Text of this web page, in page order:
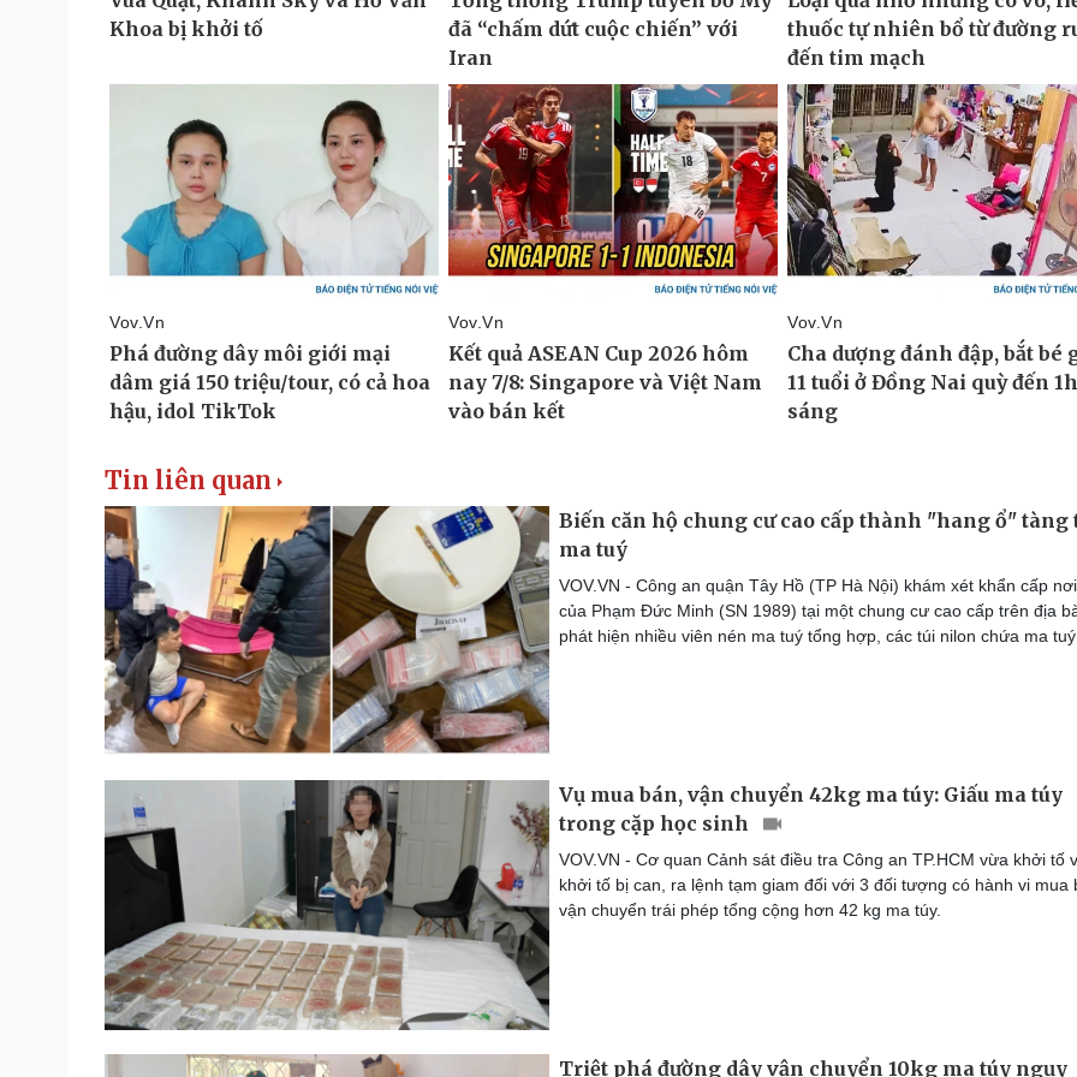
Tin liên quan
Biến căn hộ chung cư cao cấp thành "hang ổ" tàng
ma tuý
VOV.VN - Công an quận Tây Hồ (TP Hà Nội) khám xét khẩn cấp
của Phạm Đức Minh (SN 1989) tại một chung cư cao cấp trên địa
phát hiện nhiều viên nén ma tuý tổng hợp, các túi nilon chứa ma
Vụ mua bán, vận chuyển 42kg ma túy: Giấu ma túy
trong cặp học sinh
VOV.VN - Cơ quan Cảnh sát điều tra Công an TP.HCM vừa khởi tố
khởi tố bị can, ra lệnh tạm giam đối với 3 đối tượng có hành vi mua
vận chuyển trái phép tổng cộng hơn 42 kg ma túy.
Triệt phá đường dây vận chuyển 10kg ma túy ngụy